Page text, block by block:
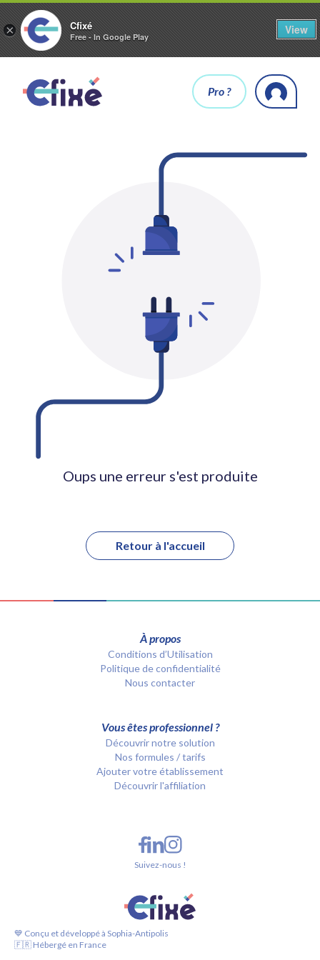
× Cfixé
Free - In Google Play
View
Pro ?
Oups une erreur s'est produite
Retour à l'accueil
À propos
Conditions d’Utilisation
Politique de confidentialité
Nous contacter
Vous êtes professionnel ?
Découvrir notre solution
Nos formules / tarifs
Ajouter votre établissement
Découvrir l'affiliation
💙 Conçu et développé à Sophia-Antipolis
🇫🇷 Hébergé en France
Suivez-nous !